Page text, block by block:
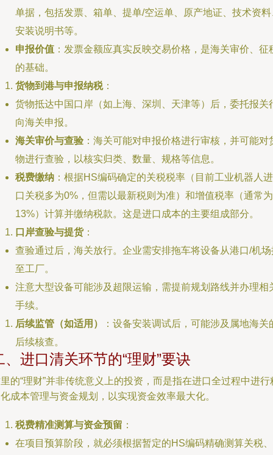
单据，包括发票、箱单、提单/空运单、原产地证、技术资料
安装说明书等。
申报价值 ：发票金额应真实反映交易价格，是海关审价、征
的基础。
货物到港与申报纳税：
货物抵达中国口岸（如上海、深圳、天津等）后，委托报关
向海关申报。
海关审价与查验 ：海关可能对申报价格进行审核，并可能对
物进行查验，以核实归类、数量、规格等信息。
税费缴纳 ：根据HS编码确定的关税税率（目前工业机器人进
口关税多为0%，但需以最新税则为准）和增值税率（通常为
13%）计算并缴纳税款。这是进口成本的主要组成部分。
口岸查验与提货：
查验通过后，海关放行。企业需安排拖车将设备从港口/机场
至工厂。
注意大型设备可能涉及超限运输，需提前规划路线并办理相
手续。
后续监管（如适用）
：设备安装调试后，可能涉及属地海关
后续核查。
、进口清关环节的“理财”要诀
的“理财”并非传统意义上的投资，而是指在进口全过程中进行
成本管理与资金规划，以实现资金效率最大化。
税费精准测算与资金预留 ：
在项目预算阶段，就必须根据暂定的HS编码精确测算关税、